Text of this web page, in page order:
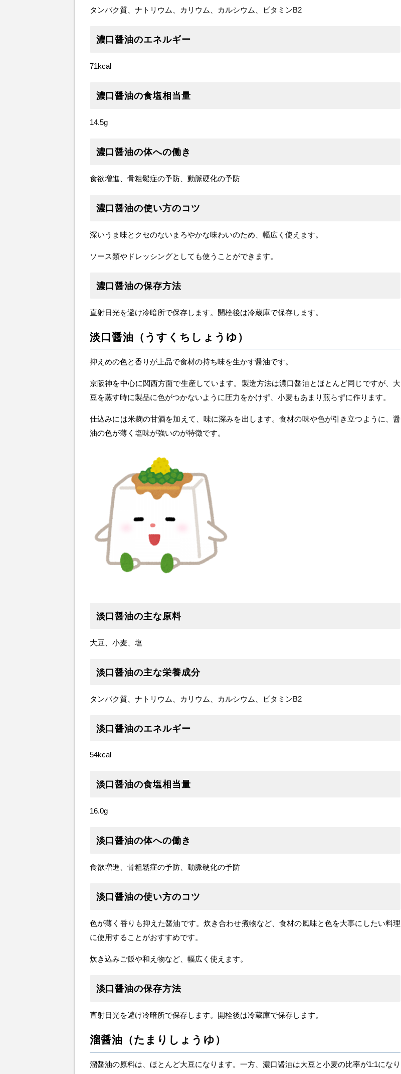
タンパク質、ナトリウム、カリウム、カルシウム、ビタミンB2
濃口醤油のエネルギー
71kcal
濃口醤油の食塩相当量
14.5g
濃口醤油の体への働き
食欲増進、骨粗鬆症の予防、動脈硬化の予防
濃口醤油の使い方のコツ
深いうま味とクセのないまろやかな味わいのため、幅広く使えます。
ソース類やドレッシングとしても使うことができます。
濃口醤油の保存方法
直射日光を避け冷暗所で保存します。開栓後は冷蔵庫で保存します。
淡口醤油（うすくちしょうゆ）
抑えめの色と香りが上品で食材の持ち味を生かす醤油です。
京阪神を中心に関西方面で生産しています。製造方法は濃口醤油とほとんど同じですが、大
豆を蒸す時に製品に色がつかないように圧力をかけず、小麦もあまり煎らずに作ります。
仕込みには米麹の甘酒を加えて、味に深みを出します。食材の味や色が引き立つように、醤
油の色が薄く塩味が強いのが特徴です。
淡口醤油の主な原料
大豆、小麦、塩
淡口醤油の主な栄養成分
タンパク質、ナトリウム、カリウム、カルシウム、ビタミンB2
淡口醤油のエネルギー
54kcal
淡口醤油の食塩相当量
16.0g
淡口醤油の体への働き
食欲増進、骨粗鬆症の予防、動脈硬化の予防
淡口醤油の使い方のコツ
色が薄く香りも抑えた醤油です。炊き合わせ煮物など、食材の風味と色を大事にしたい料理
に使用することがおすすめです。
炊き込みご飯や和え物など、幅広く使えます。
淡口醤油の保存方法
直射日光を避け冷暗所で保存します。開栓後は冷蔵庫で保存します。
溜醤油（たまりしょうゆ）
溜醤油の原料は、ほとんど大豆になります。一方、濃口醤油は大豆と小麦の比率が1:1になり